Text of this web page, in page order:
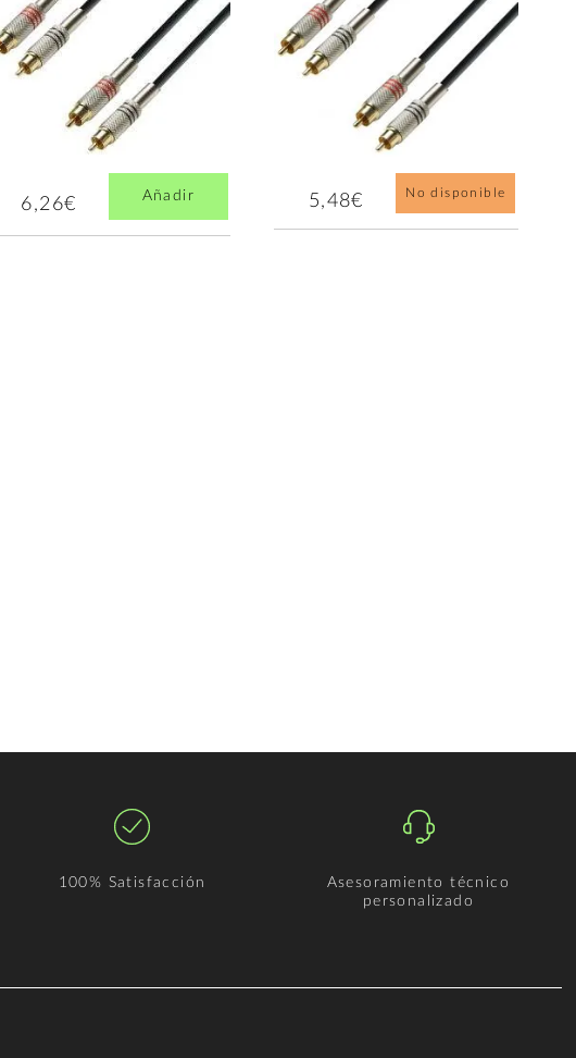
6,26€ Añadir 5,48€ No disponible
100% Satisfacción
Asesoramiento técnico
personalizado